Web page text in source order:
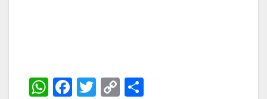
W
F
T
C